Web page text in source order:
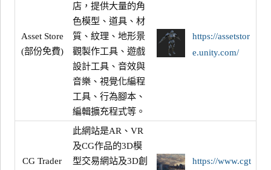
Asset Store
(部份免費)
店，提供大量的角
色模型、道具、材
質、紋理、地形景
觀製作工具、遊戲
設計工具、音效與
音樂、視覺化編程
工具、行為腳本、
編輯擴充程式等。
https://assetstor
e.unity.com/
CG Trader
此網站是AR、VR
及CG作品的3D模
型交易網站及3D創
https://www.cgt